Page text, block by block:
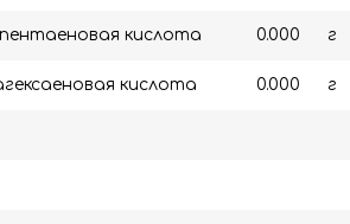
кислота 0.000 г
кислота 0.000 г